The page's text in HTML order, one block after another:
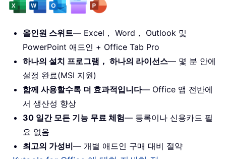
올인원 스위트— Excel， Word， Outlook 및
PowerPoint 애드인 + Office Tab Pro
하나의 설치 프로그램， 하나의 라이선스— 몇 분 안에
설정 완료(MSI 지원)
함께 사용할수록 더 효과적입니다— Office 앱 전반에
서 생산성 향상
30 일간 모든 기능 무료 체험— 등록이나 신용카드 필
요 없음
최고의 가성비— 개별 애드인 구매 대비 절약